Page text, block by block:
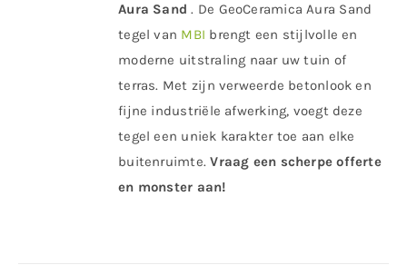
Aura Sand. De GeoCeramica Aura Sand
tegel van MBI brengt een stijlvolle en
moderne uitstraling naar uw tuin of
terras. Met zijn verweerde betonlook en
fijne industriële afwerking, voegt deze
tegel een uniek karakter toe aan elke
buitenruimte.Vraag een scherpe offerte
en monster aan!